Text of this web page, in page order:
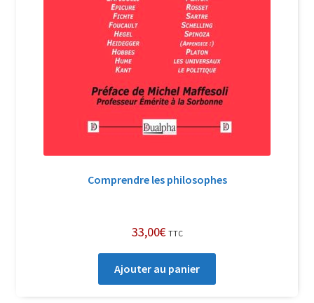
Comprendre les philosophes
33,00€ TTC
Ajouter au panier